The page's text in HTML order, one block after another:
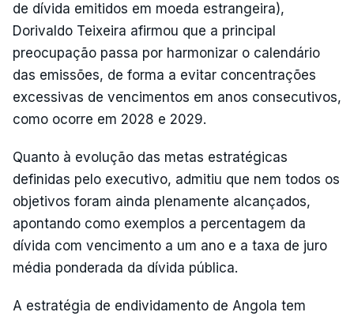
de dívida emitidos em moeda estrangeira),
Dorivaldo Teixeira afirmou que a principal
preocupação passa por harmonizar o calendário
das emissões, de forma a evitar concentrações
excessivas de vencimentos em anos consecutivos,
como ocorre em 2028 e 2029.
Quanto à evolução das metas estratégicas
definidas pelo executivo, admitiu que nem todos os
objetivos foram ainda plenamente alcançados,
apontando como exemplos a percentagem da
dívida com vencimento a um ano e a taxa de juro
média ponderada da dívida pública.
A estratégia de endividamento de Angola tem